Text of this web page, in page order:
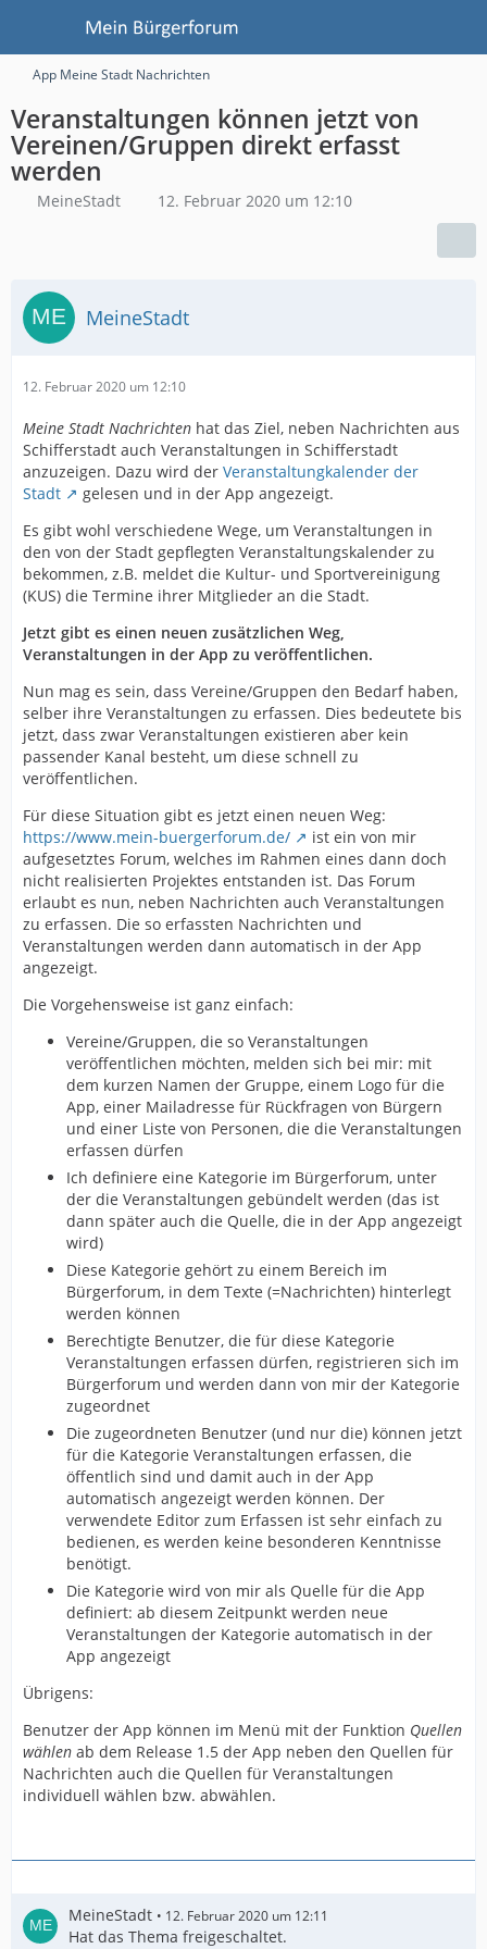
App Meine Stadt Nachrichten
Veranstaltungen können jetzt von
Vereinen/Gruppen direkt erfasst
werden
MeineStadt 12. Februar 2020 um 12:10
MeineStadt
12. Februar 2020 um 12:10
Meine Stadt Nachrichten hat das Ziel, neben Nachrichten aus
Schifferstadt auch Veranstaltungen in Schifferstadt
anzuzeigen. Dazu wird der Veranstaltungkalender der
Stadt
gelesen und in der App angezeigt.
Es gibt wohl verschiedene Wege, um Veranstaltungen in
den von der Stadt gepflegten Veranstaltungskalender zu
bekommen, z.B. meldet die Kultur- und Sportvereinigung
(KUS) die Termine ihrer Mitglieder an die Stadt.
Jetzt gibt es einen neuen zusätzlichen Weg,
Veranstaltungen in der App zu veröffentlichen.
Nun mag es sein, dass Vereine/Gruppen den Bedarf haben,
selber ihre Veranstaltungen zu erfassen. Dies bedeutete bis
jetzt, dass zwar Veranstaltungen existieren aber kein
passender Kanal besteht, um diese schnell zu
veröffentlichen.
Für diese Situation gibt es jetzt einen neuen Weg:
https://www.mein-buergerforum.de/
ist ein von mir
aufgesetztes Forum, welches im Rahmen eines dann doch
nicht realisierten Projektes entstanden ist. Das Forum
erlaubt es nun, neben Nachrichten auch Veranstaltungen
zu erfassen. Die so erfassten Nachrichten und
Veranstaltungen werden dann automatisch in der App
angezeigt.
Die Vorgehensweise ist ganz einfach:
Vereine/Gruppen, die so Veranstaltungen
veröffentlichen möchten, melden sich bei mir: mit
dem kurzen Namen der Gruppe, einem Logo für die
App, einer Mailadresse für Rückfragen von Bürgern
und einer Liste von Personen, die die Veranstaltungen
erfassen dürfen
Ich definiere eine Kategorie im Bürgerforum, unter
der die Veranstaltungen gebündelt werden (das ist
dann später auch die Quelle, die in der App angezeigt
wird)
Diese Kategorie gehört zu einem Bereich im
Bürgerforum, in dem Texte (=Nachrichten) hinterlegt
werden können
Berechtigte Benutzer, die für diese Kategorie
Veranstaltungen erfassen dürfen, registrieren sich im
Bürgerforum und werden dann von mir der Kategorie
zugeordnet
Die zugeordneten Benutzer (und nur die) können jetzt
für die Kategorie Veranstaltungen erfassen, die
öffentlich sind und damit auch in der App
automatisch angezeigt werden können. Der
verwendete Editor zum Erfassen ist sehr einfach zu
bedienen, es werden keine besonderen Kenntnisse
benötigt.
Die Kategorie wird von mir als Quelle für die App
definiert: ab diesem Zeitpunkt werden neue
Veranstaltungen der Kategorie automatisch in der
App angezeigt
Übrigens:
Benutzer der App können im Menü mit der Funktion Quellen
wählen ab dem Release 1.5 der App neben den Quellen für
Nachrichten auch die Quellen für Veranstaltungen
individuell wählen bzw. abwählen.
MeineStadt 12. Februar 2020 um 12:11
Hat das Thema freigeschaltet.